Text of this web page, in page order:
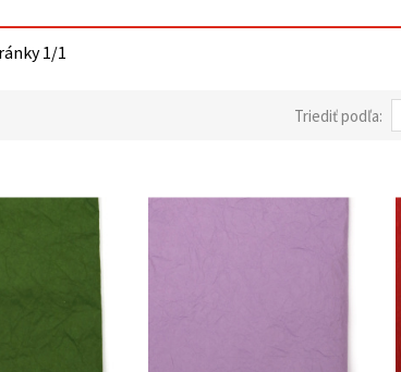
1/1
Triediť podľa: